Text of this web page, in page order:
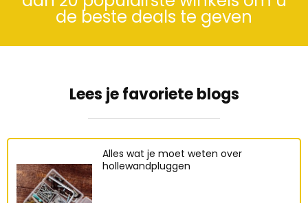
de beste deals te geven
Lees je favoriete blogs
Alles wat je moet weten over
hollewandpluggen